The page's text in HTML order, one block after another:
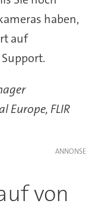
haben,
auf
Europe, FLIR
von